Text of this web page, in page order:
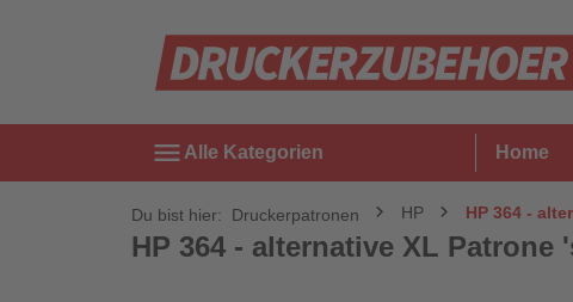
menu Alle Kategorien Home
Du bist hier: Druckerpatronen HP HP 364 -
HP 364 - alternative XL